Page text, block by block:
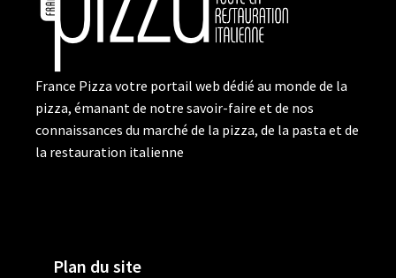
France Pizza votre portail web dédié au monde de la
pizza, émanant de notre savoir-faire et de nos
connaissances du marché de la pizza, de la pasta et de
la restauration italienne
Plan du site